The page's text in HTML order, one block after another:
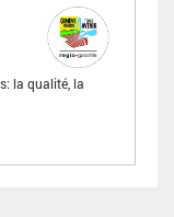
la qualité, la